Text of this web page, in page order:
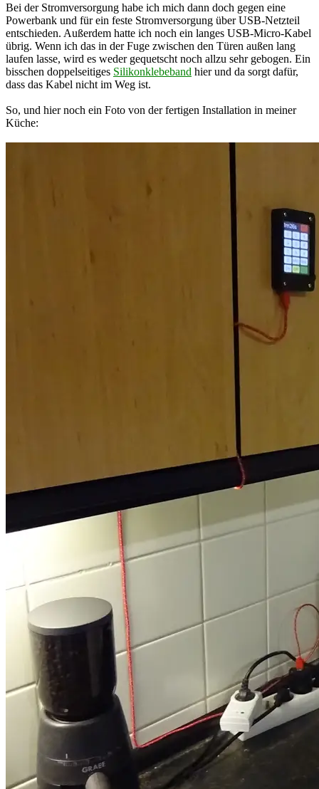
Bei der Stromversorgung habe ich mich dann doch gegen eine
Powerbank und für ein feste Stromversorgung über USB-Netzteil
entschieden. Außerdem hatte ich noch ein langes USB-Micro-Kabel
übrig. Wenn ich das in der Fuge zwischen den Türen außen lang
laufen lasse, wird es weder gequetscht noch allzu sehr gebogen. Ein
bisschen doppelseitiges Silikonklebeband hier und da sorgt dafür,
dass das Kabel nicht im Weg ist.
So, und hier noch ein Foto von der fertigen Installation in meiner
Küche: